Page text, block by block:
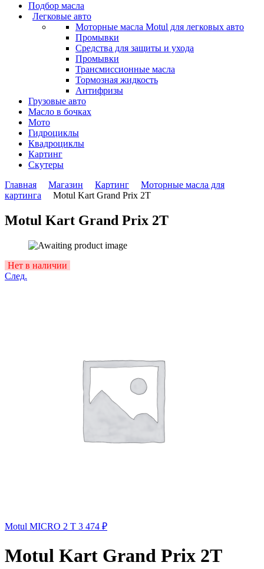
Подбор масла
Легковые авто
Моторные масла Motul для легковых авто
Промывки
Средства для защиты и ухода
Промывки
Трансмиссионные масла
Тормозная жидкость
Антифризы
Грузовые авто
Масло в бочках
Мото
Гидроциклы
Квадроциклы
Картинг
Скутеры
Главная
Магазин Картинг
Моторные масла для
картинга
Motul Kart Grand Prix 2T
Motul Kart Grand Prix 2T
Availability:
Нет в наличии
След.
Motul MICRO 2 T 3 474 ₽
Motul Kart Grand Prix 2T